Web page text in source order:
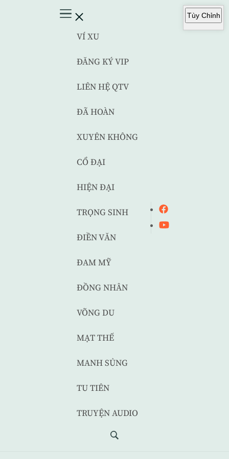
VÍ XU
ĐĂNG KÝ VIP
LIÊN HỆ QTV
ĐÃ HOÀN
XUYÊN KHÔNG
CỔ ĐẠI
HIỆN ĐẠI
TRỌNG SINH
ĐIỀN VĂN
ĐAM MỸ
ĐỒNG NHÂN
VÕNG DU
MẠT THẾ
MANH SỦNG
TU TIÊN
TRUYỆN AUDIO
Tùy Chỉnh